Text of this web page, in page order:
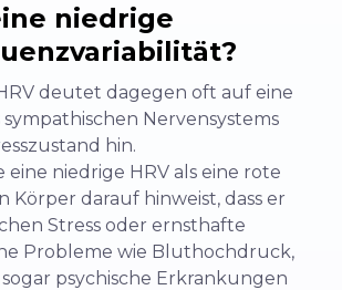
niedrige
deutet dagegen oft auf eine
Nervensystems
hin.
eine niedrige HRV als eine rote
Körper darauf hinweist, dass er
Stress oder ernsthafte
Probleme wie Bluthochdruck,
psychische Erkrankungen